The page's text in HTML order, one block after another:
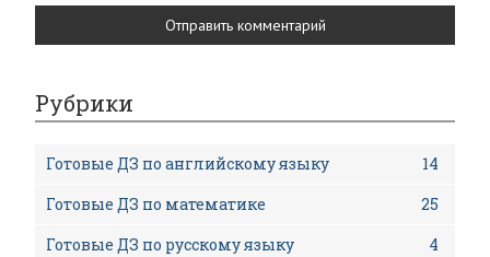
Рубрики
Готовые ДЗ по английскому языку
14
Готовые ДЗ по математике
25
Готовые ДЗ по русскому языку
4